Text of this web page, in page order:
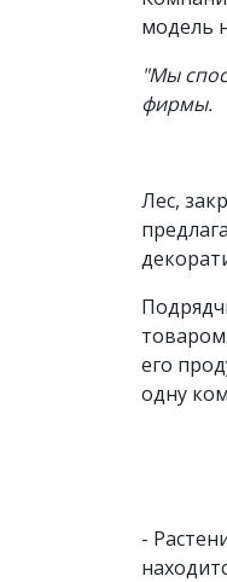
модель
"Мы
фирмы.
Лес,
его
одну
-